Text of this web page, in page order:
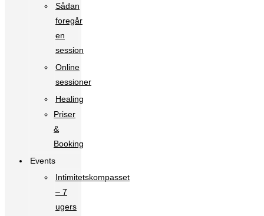
Sådan
foregår
en
session
Online
sessioner
Healing
Priser
&
Booking
Events
Intimitetskompasset
– 7
ugers